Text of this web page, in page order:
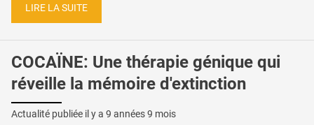
LIRE LA SUITE
COCAÏNE: Une thérapie génique qui
réveille la mémoire d'extinction
Actualité publiée il y a 9 années 9 mois